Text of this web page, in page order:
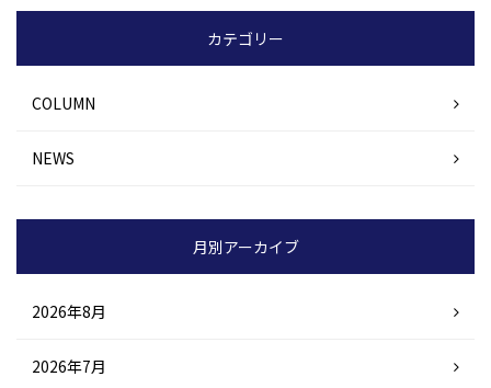
カテゴリー
COLUMN
NEWS
月別アーカイブ
2026年8月
2026年7月